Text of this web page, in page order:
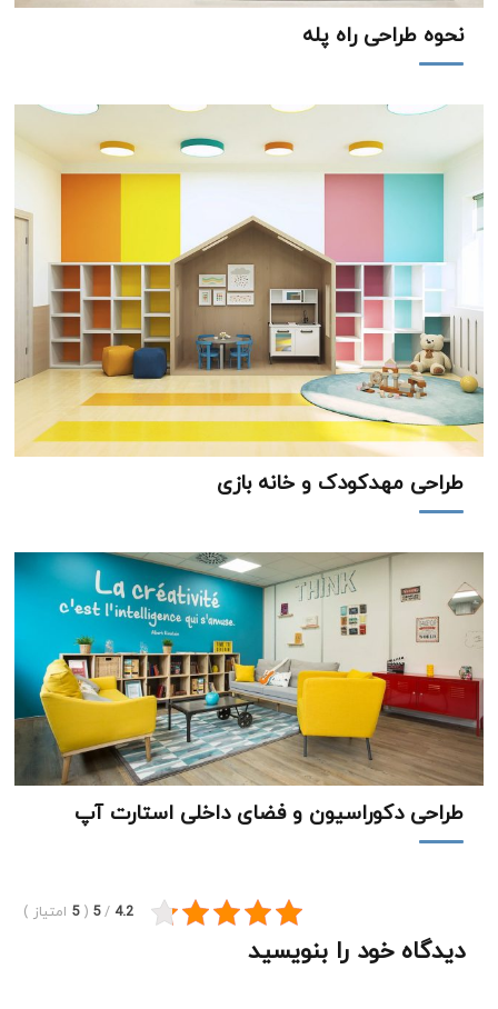
نحوه طراحی راه پله
طراحی مهدکودک و خانه بازی
طراحی دکوراسیون و فضای داخلی استارت آپ
4.2
/
5
(
5 امتیاز )
دیدگاه خود را بنویسید